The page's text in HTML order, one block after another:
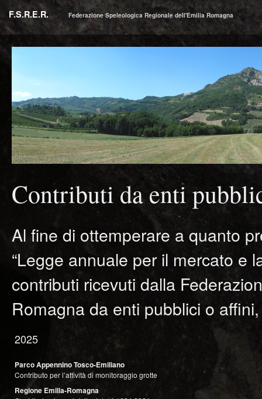
F.S.R.E.R. Federazione Speleologica Regionale dell'Emilia Romagna
Contributi da enti
Al fine di ottemperare a quanto
“Legge annuale per il mercato e
contributi ricevuti dalla
Romagna da enti pubblici o
2025
Parco Appennino Tosco-Emiliano
Contributo per l’attività di monitoraggio grotte
Regione Emilia-Romagna